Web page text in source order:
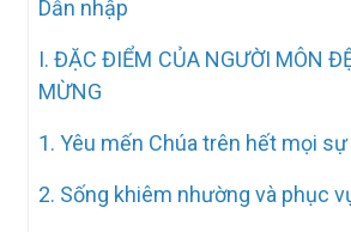
Dẫn nhập
I. ĐẶC ĐIỂM CỦA NGƯỜI MÔN
MỪNG
1. Yêu mến Chúa trên hết mọi sự
2. Sống khiêm nhường và phục